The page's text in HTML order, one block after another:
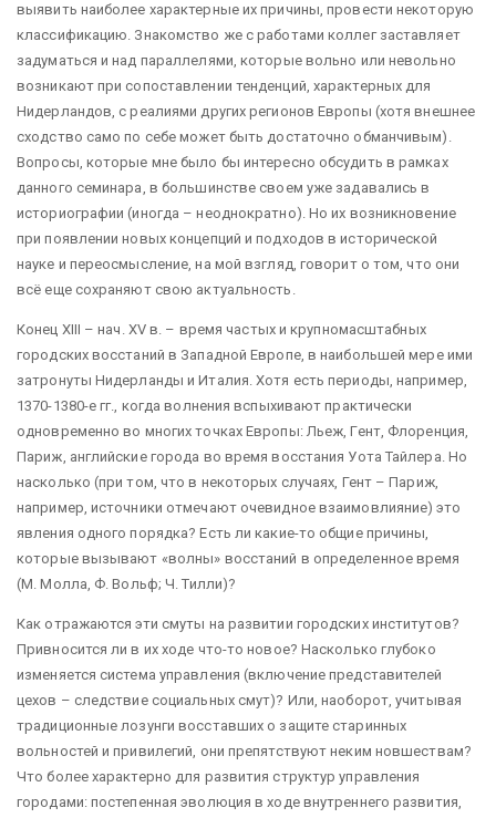
выявить наиболее характерные их причины, провести некоторую
классификацию. Знакомство же с работами коллег заставляет
задуматься и над параллелями, которые вольно или невольно
возникают при сопоставлении тенденций, характерных для
Нидерландов, с реалиями других регионов Европы (хотя внешнее
сходство само по себе может быть достаточно обманчивым).
Вопросы, которые мне было бы интересно обсудить в рамках
данного семинара, в большинстве своем уже задавались в
историографии (иногда – неоднократно). Но их возникновение
при появлении новых концепций и подходов в исторической
науке и переосмысление, на мой взгляд, говорит о том, что они
всё еще сохраняют свою актуальность.
Конец XIII – нач. XV в. – время частых и крупномасштабных
городских восстаний в Западной Европе, в наибольшей мере ими
затронуты Нидерланды и Италия. Хотя есть периоды, например,
1370-1380-е гг., когда волнения вспыхивают практически
одновременно во многих точках Европы: Льеж, Гент, Флоренция,
Париж, английские города во время восстания Уота Тайлера. Но
насколько (при том, что в некоторых случаях, Гент – Париж,
например, источники отмечают очевидное взаимовлияние) это
явления одного порядка? Есть ли какие-то общие причины,
которые вызывают «волны» восстаний в определенное время
(М. Молла, Ф. Вольф; Ч. Тилли)?
Как отражаются эти смуты на развитии городских институтов?
Привносится ли в их ходе что-то новое? Насколько глубоко
изменяется система управления (включение представителей
цехов – следствие социальных смут)? Или, наоборот, учитывая
традиционные лозунги восставших о защите старинных
вольностей и привилегий, они препятствуют неким новшествам?
Что более характерно для развития структур управления
городами: постепенная эволюция в ходе внутреннего развития,